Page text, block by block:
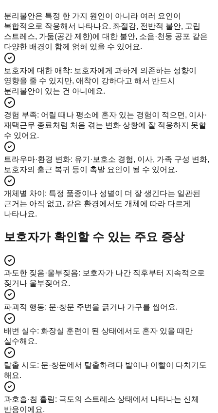
분리불안은 특정 한 가지 원인이 아니라 여러 요인이
복합적으로 작용해서 나타나요. 좌절감, 전반적 불안, 고립
스트레스, 가둠(공간 제한)에 대한 불안, 소음·천둥 공포 같은
다양한 배경이 함께 얽혀 있을 수 있어요.
보호자에 대한 애착: 보호자에게 과하게 의존하는 성향이
영향을 줄 수 있지만, 애착이 강하다고 해서 반드시
분리불안이 있는 건 아니에요.
경험 부족: 어릴 때나 평소에 혼자 있는 경험이 적으면, 이사·
재택근무 종료처럼 처음 겪는 변화 상황에 잘 적응하지 못할
수 있어요.
트라우마·환경 변화: 유기·보호소 경험, 이사, 가족 구성 변화,
보호자의 출근 복귀 등이 촉발 요인이 될 수 있어요.
개체별 차이 : 특정 품종이나 성별이 더 잘 생긴다는 일관된
근거는 아직 없고, 같은 환경에서도 개체에 따라 다르게
나타나요.
보호자가 확인할 수 있는 주요 증상
과도한 짖음·울부짖음: 보호자가 나간 직후부터 지속적으로
짖거나 울부짖어요.
파괴적 행동: 문·창문 주변을 긁거나 가구를 씹어요.
배변 실수: 화장실 훈련이 된 상태에서도 혼자 있을 때만
실수해요.
탈출 시도: 문·창문에서 탈출하려다 발이나 이빨이 다치기도
해요.
과호흡·침 흘림: 극도의 스트레스 상태에서 나타나는 신체
반응이에요.